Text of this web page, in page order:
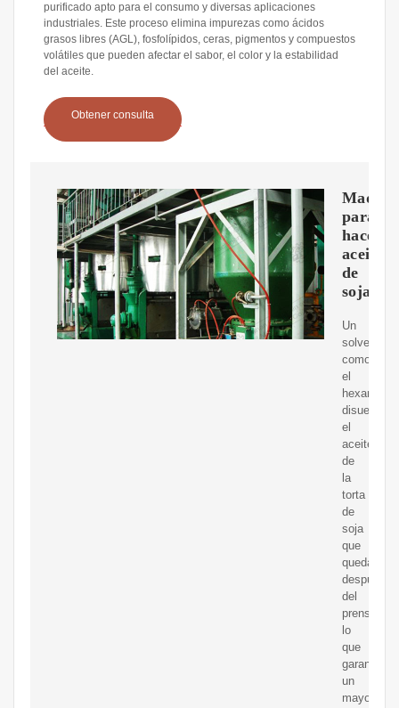
purificado apto para el consumo y diversas aplicaciones
industriales. Este proceso elimina impurezas como ácidos
grasos libres (AGL), fosfolípidos, ceras, pigmentos y compuestos
volátiles que pueden afectar el sabor, el color y la estabilidad
del aceite.
Obtener consulta
para
hacer
aceite
de
soja
Un
solvente
como
el
hexano
disuelve
el
aceite
de
la
torta
de
soja
que
queda
después
del
prensado,
lo
que
garantiza
un
mayor